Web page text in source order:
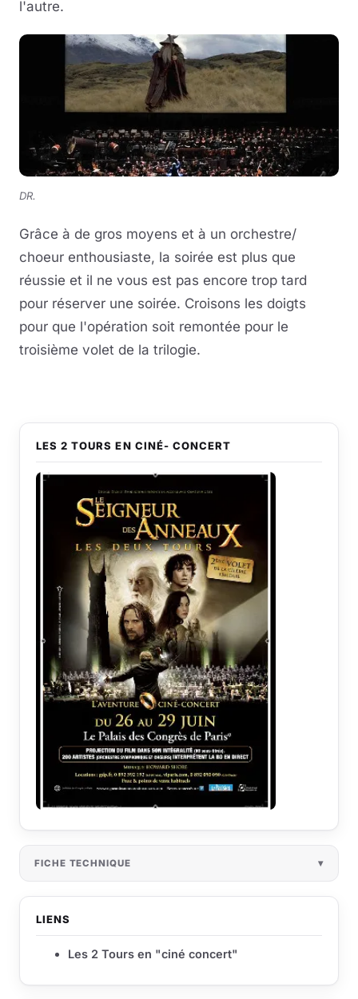
l'autre.
DR.
Grâce à de gros moyens et à un orchestre/
choeur enthousiaste, la soirée est plus que
réussie et il ne vous est pas encore trop tard
pour réserver une soirée. Croisons les doigts
pour que l'opération soit remontée pour le
troisième volet de la trilogie.
LES 2 TOURS EN CINÉ- CONCERT
FICHE TECHNIQUE
LIENS
Les 2 Tours en "ciné concert"